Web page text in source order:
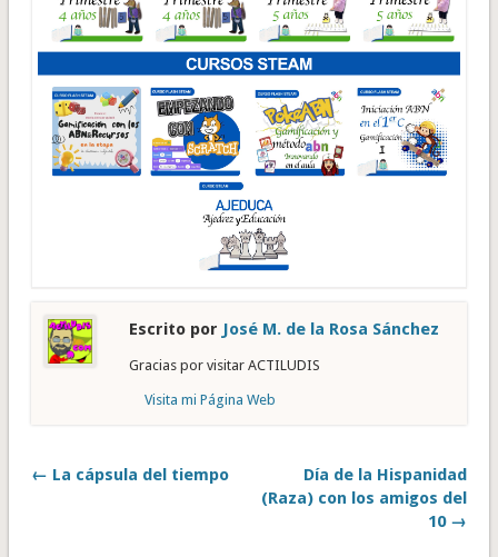
Escrito por José M. de la Rosa Sánchez
Gracias por visitar ACTILUDIS
Visita mi Página Web
← La cápsula del tiempo
Día de la Hispanidad
(Raza) con los amigos del
10 →